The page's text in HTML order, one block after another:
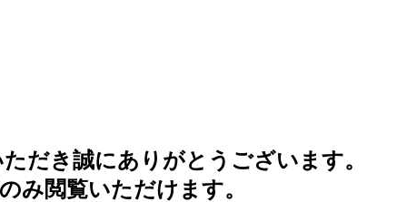
だき誠にありがとうございます。
み閲覧いただけます。